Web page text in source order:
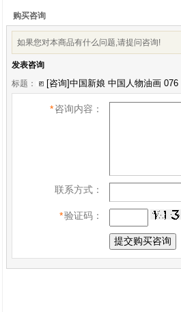
购买咨询
如果您对本商品有什么问题,请提问咨询!
发表咨询
标题：
*咨询内容：
联系方式：
*验证码：